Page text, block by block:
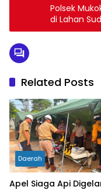
Polsek
di Lahan
Related Posts
Daerah
Apel Siaga Api